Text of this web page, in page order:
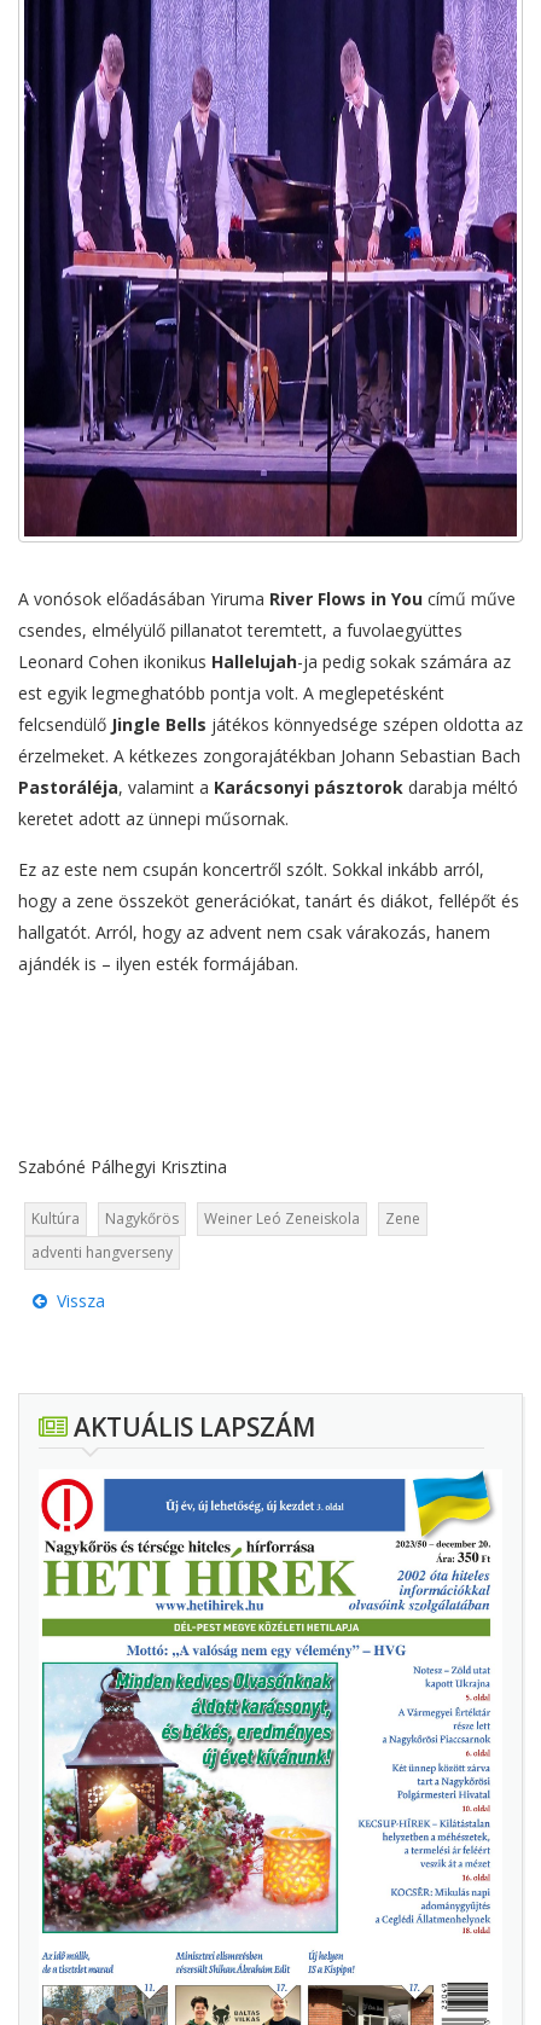
A vonósok előadásában Yiruma River Flows in You című műve
csendes, elmélyülő pillanatot teremtett, a fuvolaegyüttes
Leonard Cohen ikonikus Hallelujah-ja pedig sokak számára az
est egyik legmeghatóbb pontja volt. A meglepetésként
felcsendülő Jingle Bells játékos könnyedsége szépen oldotta az
érzelmeket. A kétkezes zongorajátékban Johann Sebastian Bach
Pastoráléja, valamint a Karácsonyi pásztorok darabja méltó
keretet adott az ünnepi műsornak.
Ez az este nem csupán koncertről szólt. Sokkal inkább arról,
hogy a zene összeköt generációkat, tanárt és diákot, fellépőt és
hallgatót. Arról, hogy az advent nem csak várakozás, hanem
ajándék is – ilyen esték formájában.
Szabóné Pálhegyi Krisztina
Kultúra Nagykőrös Weiner Leó Zeneiskola
Zene
adventi hangverseny
Vissza
AKTUÁLIS LAPSZÁM